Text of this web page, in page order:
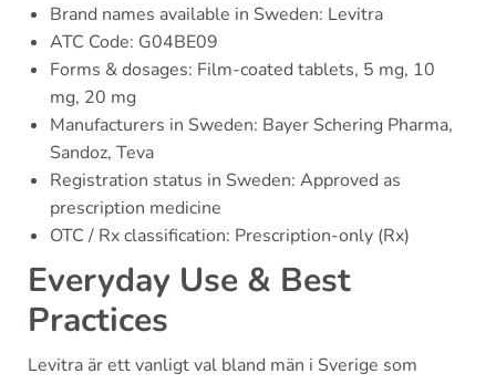
Brand names available in Sweden: Levitra
ATC Code: G04BE09
Forms & dosages: Film-coated tablets, 5 mg, 10
mg, 20 mg
Manufacturers in Sweden: Bayer Schering Pharma,
Sandoz, Teva
Registration status in Sweden: Approved as
prescription medicine
OTC / Rx classification: Prescription-only (Rx)
Everyday Use & Best
Practices
Levitra är ett vanligt val bland män i Sverige som